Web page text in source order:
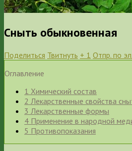
Сныть обыкновенная
Поделиться Твитнуть + 1 Отпр. по
Оглавление
1 Химический состав
2 Лекарственные свойства
3 Лекарственные формы
4 Применение в народной
5 Противопоказания